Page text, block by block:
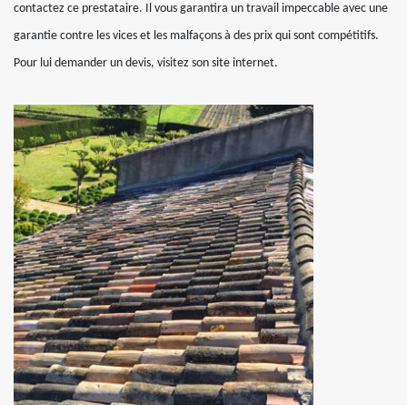
contactez ce prestataire. Il vous garantira un travail impeccable avec une
garantie contre les vices et les malfaçons à des prix qui sont compétitifs.
Pour lui demander un devis, visitez son site internet.